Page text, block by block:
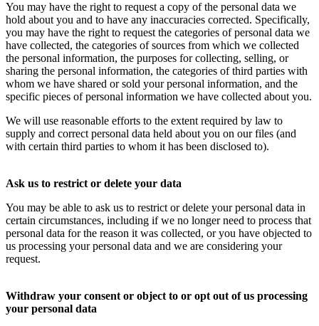
You may have the right to request a copy of the personal data we
hold about you and to have any inaccuracies corrected. Specifically,
you may have the right to request the categories of personal data we
have collected, the categories of sources from which we collected
the personal information, the purposes for collecting, selling, or
sharing the personal information, the categories of third parties with
whom we have shared or sold your personal information, and the
specific pieces of personal information we have collected about you.
We will use reasonable efforts to the extent required by law to
supply and correct personal data held about you on our files (and
with certain third parties to whom it has been disclosed to).
Ask us to restrict or delete your data
You may be able to ask us to restrict or delete your personal data in
certain circumstances, including if we no longer need to process that
personal data for the reason it was collected, or you have objected to
us processing your personal data and we are considering your
request.
Withdraw your consent or object to or opt out of us processing
your personal data